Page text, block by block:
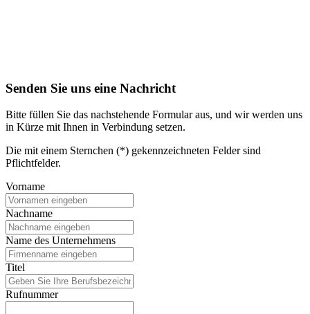
Senden Sie uns eine Nachricht
Bitte füllen Sie das nachstehende Formular aus, und wir werden uns
in Kürze mit Ihnen in Verbindung setzen.
Die mit einem Sternchen (*) gekennzeichneten Felder sind
Pflichtfelder.
Vorname
Nachname
Name des Unternehmens
Titel
Rufnummer